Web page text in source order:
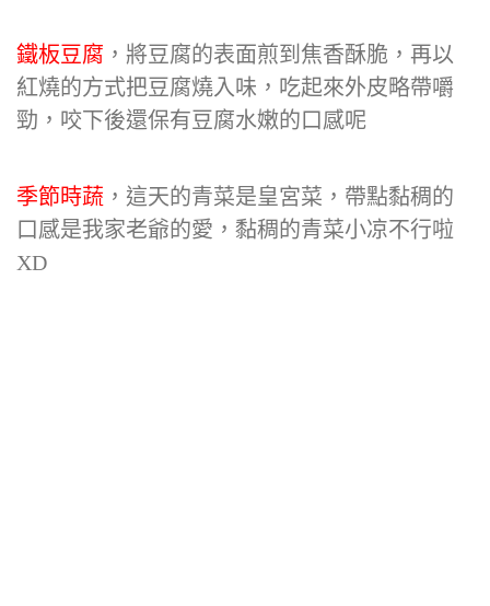
鐵板豆腐 ，將豆腐的表面煎到焦香酥脆，再以
紅燒的方式把豆腐燒入味，吃起來外皮略帶嚼
勁，咬下後還保有豆腐水嫩的口感呢
季節時蔬 ，這天的青菜是皇宮菜，帶點黏稠的
口感是我家老爺的愛，黏稠的青菜小凉不行啦
XD